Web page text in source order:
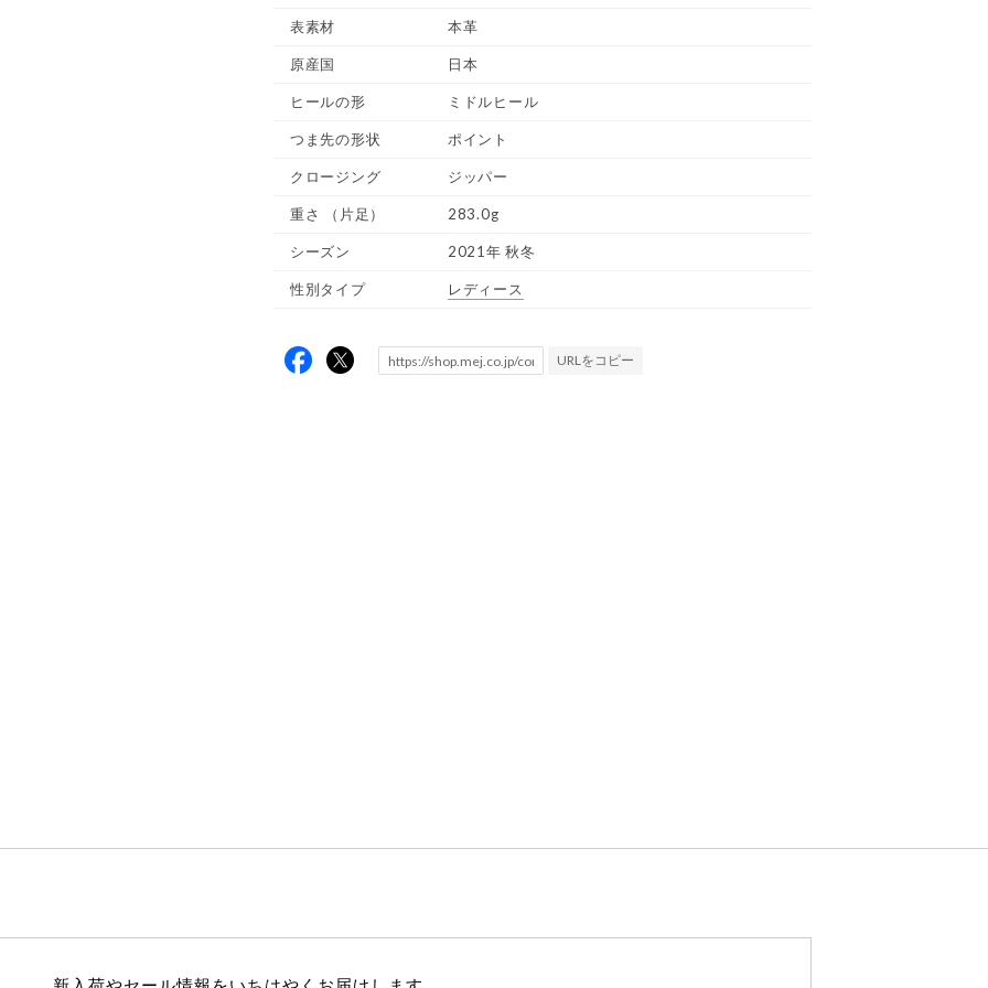
表素材 本革
原産国 日本
ヒールの形 ミドルヒール
つま先の形状 ポイント
クロージング ジッパー
重さ （片足） 283.0g
シーズン 2021年 秋冬
性別タイプ レディース
URLをコピー